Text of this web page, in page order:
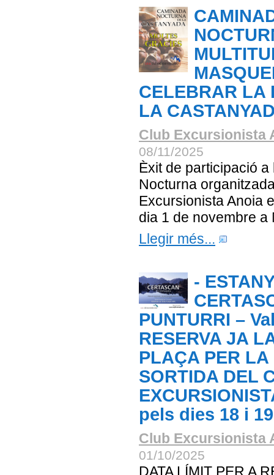
CELEBRAR LA
LA
Club Excursionista
08/11/2025
Èxit de participació a
Nocturna
Excursionista Anoia
dia 1 de novembre a
Llegir més...
-
PUNTURRI –
RESERVA JA
PLAÇA PER LA
SORTIDA DEL
pels dies 18 i
Club Excursionista
01/10/2025
DATA LÍMIT PER A